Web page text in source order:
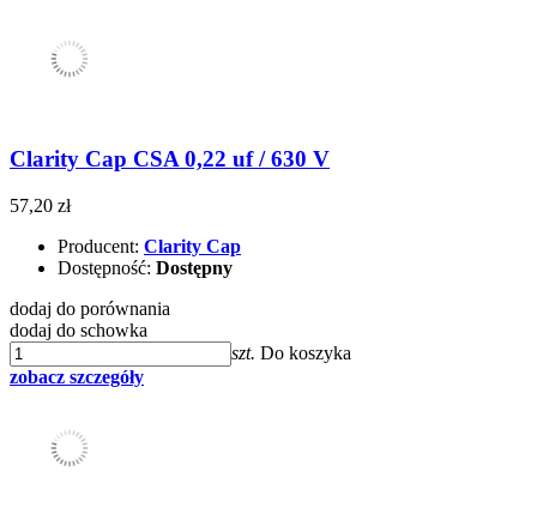
Clarity Cap CSA 0,22 uf / 630 V
57,20 zł
Producent: Clarity Cap
Dostępność: Dostępny
dodaj do porównania
dodaj do schowka
szt. Do koszyka
zobacz szczegóły